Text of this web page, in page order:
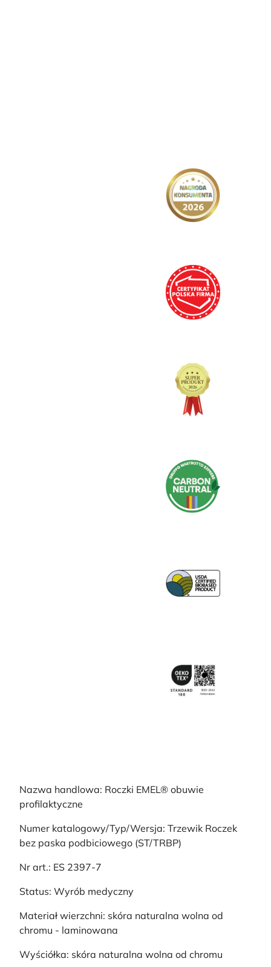
Nazwa handlowa: Roczki EMEL® obuwie
profilaktyczne
Numer katalogowy/Typ/Wersja: Trzewik Roczek
bez paska podbiciowego (ST/TRBP)
Nr art.: ES 2397-7
Status: Wyrób medyczny
Materiał wierzchni: skóra naturalna wolna od
chromu - laminowana
Wyściółka: skóra naturalna wolna od chromu